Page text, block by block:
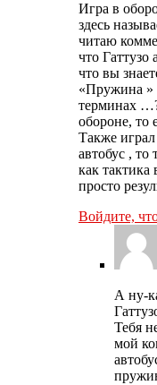
Игра в
здесь
читаю
что
что вы
«Пружина
терминах
обороне, то
Также
автобус ,
как тактика
просто
Войдите,
А ну-
Тебя
мой